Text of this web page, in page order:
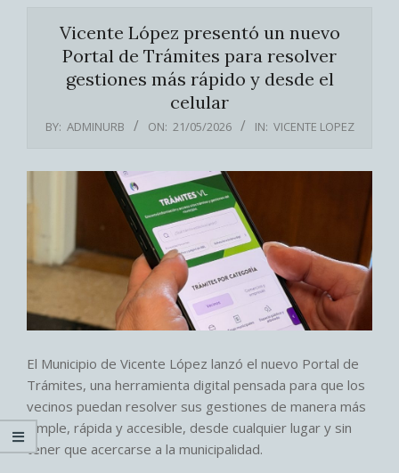
Vicente López presentó un nuevo
Portal de Trámites para resolver
gestiones más rápido y desde el
celular
BY: ADMINURB ON: 21/05/2026 IN: VICENTE LOPEZ
El Municipio de Vicente López lanzó el nuevo Portal de
Trámites, una herramienta digital pensada para que los
vecinos puedan resolver sus gestiones de manera más
simple, rápida y accesible, desde cualquier lugar y sin
tener que acercarse a la municipalidad.